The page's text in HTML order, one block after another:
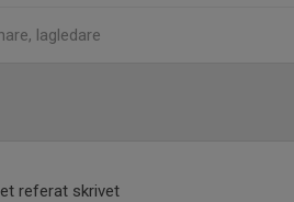
lagledare
referat skrivet